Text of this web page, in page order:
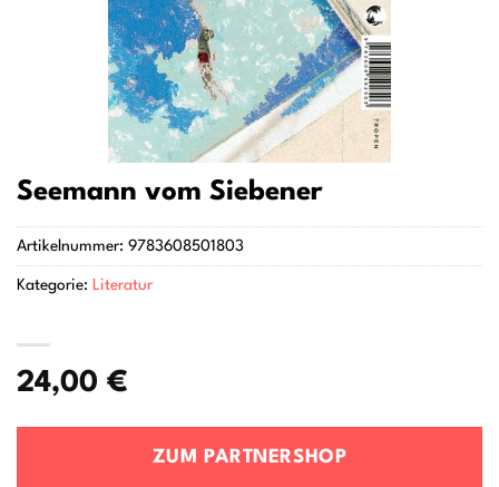
Seemann vom Siebener
24,00 €
ZUM PARTNERSHOP
Artikelnummer: 9783608501803
Kategorie: Literatur